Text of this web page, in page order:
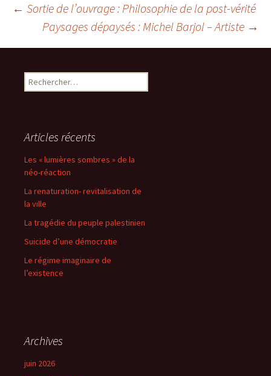
Navigation
des
articles
← Sortie de l’ouvrage : Philosophie de la post-vérité
Paysages dépaysés : Michel Barjol – Artiste →
Rechercher :
Articles récents
Les « lumières sombres » de la
néo-réaction
La renaturation- revitalisation de
la ville
La tragédie du peuple palestinien
Suicide d’une démocratie
Le régime imaginaire de
l’existence
Archives
juin 2026